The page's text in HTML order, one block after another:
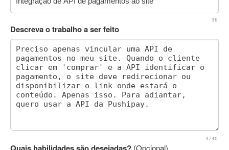
36
Descreva o trabalho a ser feito
4740
(Opcional)